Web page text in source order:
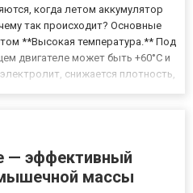
когда летом аккумулятор
так происходит? Основные
**Высокая температура.** Под
двигателе может быть +60°C и
снижается плотность,
— эффективный
массы